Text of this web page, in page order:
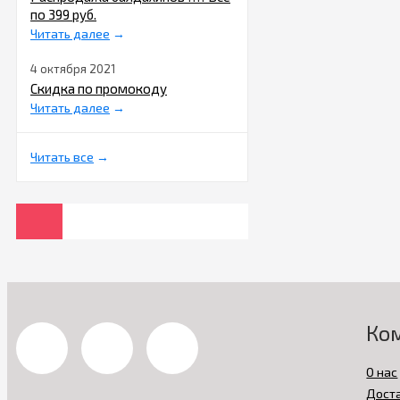
по 399 руб.
Читать далее →
4 октября 2021
Скидка по промокоду
Читать далее →
Читать все →
О нас